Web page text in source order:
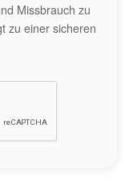
Missbrauch zu
zu einer sicheren